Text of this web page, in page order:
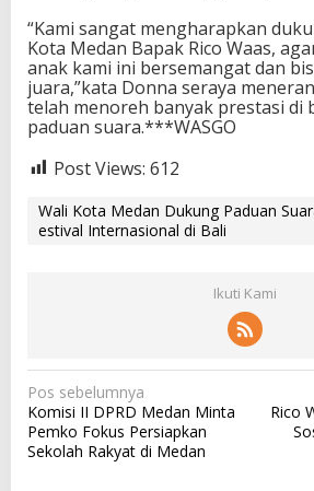
“Kami sangat mengharapkan
Kota Medan Bapak Rico Waas,
anak kami ini bersemangat dan
juara,”kata Donna seraya
telah menoreh banyak prestasi di
paduan suara.***WASGO
Post Views: 612
Wali Kota Medan Dukung Paduan
estival Internasional di Bali
Ikuti Kami
N
a
v
Pos sebelumnya
Komisi II DPRD Medan Minta
Pemko Fokus Persiapkan
Sekolah Rakyat di Medan
Rico